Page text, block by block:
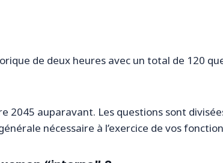
de deux heures avec un total de 120
2045 auparavant. Les questions sont
nécessaire à l’exercice de vos